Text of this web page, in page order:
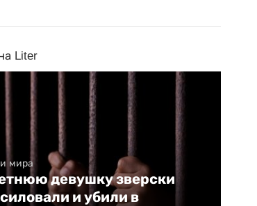
Liter
мира
девушку зверски
и убили в